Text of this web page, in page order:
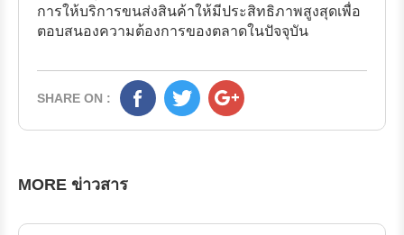
การให้บริการขนส่งสินค้าให้มีประสิทธิภาพสูงสุดเพื่อ
ตอบสนองความต้องการของตลาดในปัจจุบัน
SHARE ON :
MORE ข่าวสาร